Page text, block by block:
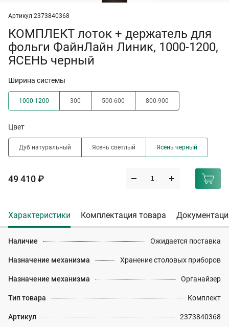
Артикул 2373840368
КОМПЛЕКТ лоток + держатель для
фольги ФайнЛайн Линик, 1000-1200,
ЯСЕНЬ черный
Ширина системы
1000-1200 300 500-600 800-900
Цвет
Дуб натуральный Ясень светлый Ясень черный
49 410 ₽
Характеристики Комплектация товара
Наличие Ожидается поставка
Назначение механизма Хранение столовых приборов
Назначение механизма Органайзер
Тип товара Комплект
Артикул 2373840368